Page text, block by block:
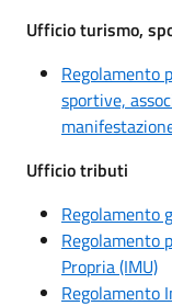
Ufficio turismo,
Regolamento
sportive,
Ufficio tributi
Regolamento
Regolamento
Propria (IMU)
Regolamento